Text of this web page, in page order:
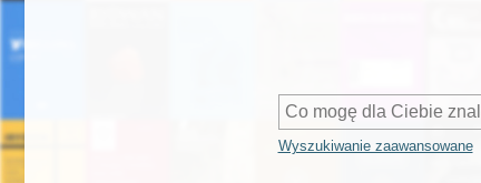
Wyszukiwanie zaawansowane